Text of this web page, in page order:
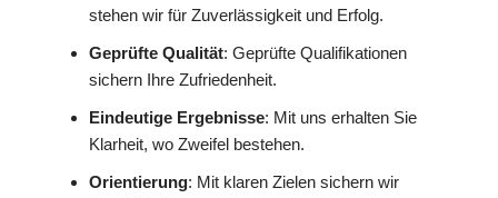
stehen wir für Zuverlässigkeit und Erfolg.
Geprüfte Qualität: Geprüfte Qualifikationen
sichern Ihre Zufriedenheit.
Eindeutige Ergebnisse: Mit uns erhalten Sie
Klarheit, wo Zweifel bestehen.
Orientierung: Mit klaren Zielen sichern wir